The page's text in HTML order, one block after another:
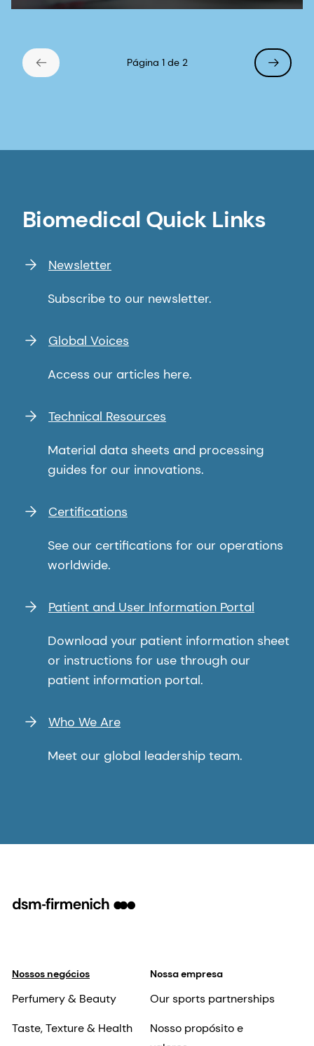
Página 1 de 2
Biomedical Quick Links
Newsletter
Subscribe to our newsletter.
Global Voices
Access our articles here.
Technical Resources
Material data sheets and processing
guides for our innovations.
Certifications
See our certifications for our operations
worldwide.
Patient and User Information Portal
Download your patient information sheet
or instructions for use through our
patient information portal.
Who We Are
Meet our global leadership team.
Nossos negócios
Perfumery & Beauty
Taste, Texture & Health
Nossa empresa
Our sports partnerships
Nosso propósito e